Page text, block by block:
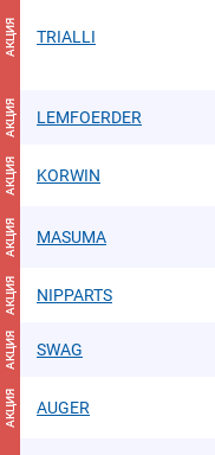
АКЦИЯ TRIALLI
АКЦИЯ LEMFOERDER
АКЦИЯ KORWIN
АКЦИЯ MASUMA
АКЦИЯ NIPPARTS
АКЦИЯ SWAG
АКЦИЯ AUGER